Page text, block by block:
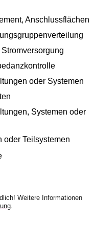
Anschlussflächen
oder Systemen
Systemen oder
oder Teilsystemen
Weitere Informationen
.